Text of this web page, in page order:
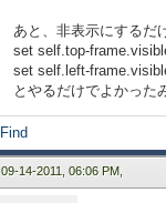
{method public
{for g in
{type-
case
set
set
}
}
あと、非表示にするだ
set self.top-
set self.left-
とやるだけでよかった
Find
09-14-2011, 06:06 PM,